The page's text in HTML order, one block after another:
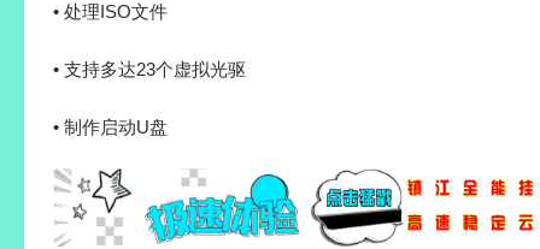
• 处理ISO文件
• 支持多达23个虚拟光驱
• 制作启动U盘